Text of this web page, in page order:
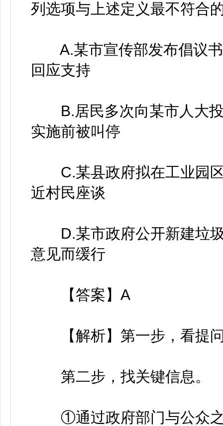
列选项与上述定义最不符合
A.某市宣传部发布倡议书
回应支持
B.居民多次向某市人大投
实施前被叫停
C.某县政府拟在工业园区
近村民座谈
D.某市政府公开新建垃圾
意见而缓行
【答案】A
【解析】第一步，看提问
第二步，找关键信息。
①通过政府部门与公众之